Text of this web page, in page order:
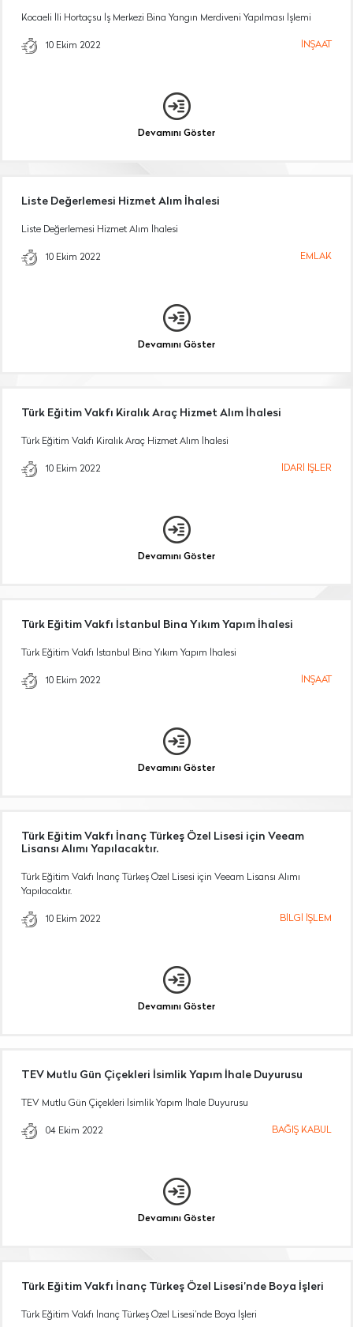
Kocaeli İli Hortaçsu İş Merkezi Bina Yangın Merdiveni Yapılması İşlemi
10 Ekim 2022 İNŞAAT
Devamını Göster
Liste Değerlemesi Hizmet Alım İhalesi
Liste Değerlemesi Hizmet Alım İhalesi
10 Ekim 2022 EMLAK
Devamını Göster
Türk Eğitim Vakfı Kiralık Araç Hizmet Alım İhalesi
Türk Eğitim Vakfı Kiralık Araç Hizmet Alım İhalesi
10 Ekim 2022 İDARİ İŞLER
Devamını Göster
Türk Eğitim Vakfı İstanbul Bina Yıkım Yapım İhalesi
Türk Eğitim Vakfı İstanbul Bina Yıkım Yapım İhalesi
10 Ekim 2022 İNŞAAT
Devamını Göster
Türk Eğitim Vakfı İnanç Türkeş Özel Lisesi için Veeam
Lisansı Alımı Yapılacaktır.
Türk Eğitim Vakfı İnanç Türkeş Özel Lisesi için Veeam Lisansı Alımı
Yapılacaktır.
10 Ekim 2022 BİLGİ İŞLEM
Devamını Göster
TEV Mutlu Gün Çiçekleri İsimlik Yapım İhale Duyurusu
TEV Mutlu Gün Çiçekleri İsimlik Yapım İhale Duyurusu
04 Ekim 2022 BAĞIŞ KABUL
Devamını Göster
Türk Eğitim Vakfı İnanç Türkeş Özel Lisesi’nde Boya İşleri
Türk Eğitim Vakfı İnanç Türkeş Özel Lisesi’nde Boya İşleri